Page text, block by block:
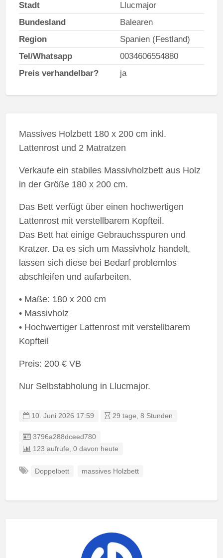
Stadt
Llucmajor
Bundesland
Balearen
Region
Spanien (Festland)
Tel/Whatsapp
0034606554880
Preis verhandelbar?
ja
Massives Holzbett 180 x 200 cm inkl.
Lattenrost und 2 Matratzen
Verkaufe ein stabiles Massivholzbett aus Holz
in der Größe 180 x 200 cm.
Das Bett verfügt über einen hochwertigen
Lattenrost mit verstellbarem Kopfteil.
Das Bett hat einige Gebrauchsspuren und
Kratzer. Da es sich um Massivholz handelt,
lassen sich diese bei Bedarf problemlos
abschleifen und aufarbeiten.
• Maße: 180 x 200 cm
• Massivholz
• Hochwertiger Lattenrost mit verstellbarem
Kopfteil
Preis: 200 € VB
Nur Selbstabholung in Llucmajor.
10. Juni 2026 17:59 29 tage, 8 Stunden
Eintrag-ID:
3796a288dceed780
123 aufrufe, 0 davon heute
Doppelbett massives Holzbett